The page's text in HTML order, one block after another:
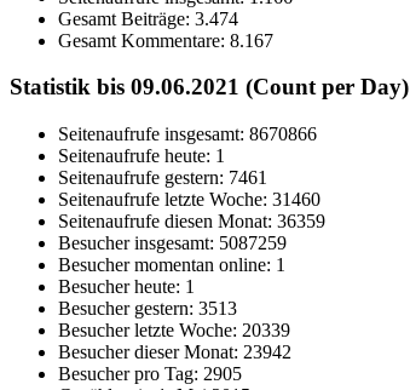
Gesamt Beiträge: 3.474
Gesamt Kommentare: 8.167
Statistik bis 09.06.2021 (Count per Day)
Seitenaufrufe insgesamt: 8670866
Seitenaufrufe heute: 1
Seitenaufrufe gestern: 7461
Seitenaufrufe letzte Woche: 31460
Seitenaufrufe diesen Monat: 36359
Besucher insgesamt: 5087259
Besucher momentan online: 1
Besucher heute: 1
Besucher gestern: 3513
Besucher letzte Woche: 20339
Besucher dieser Monat: 23942
Besucher pro Tag: 2905